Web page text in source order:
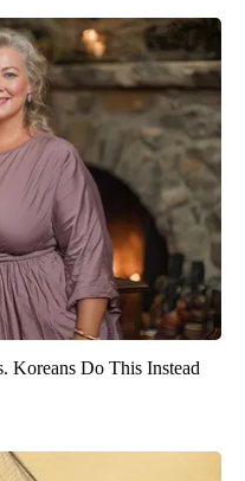
Koreans Do This Instead